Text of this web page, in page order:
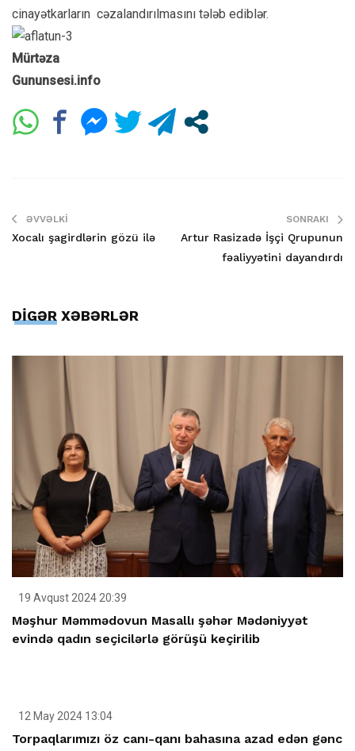
cinayətkarların cəzalandırılmasını tələb ediblər.
Mürtəza
Gununsesi.info
ƏVVƏLKI
Xocalı şagirdlərin gözü ilə
SONRAKI
Artur Rasizadə İşçi Qrupunun
fəaliyyətini dayandırdı
DİGƏR XƏBƏRLƏR
19 Avqust 2024 20:39
Məşhur Məmmədovun Masallı şəhər Mədəniyyət
evində qadın seçicilərlə görüşü keçirilib
12 May 2024 13:04
Torpaqlarımızı öz canı-qanı bahasına azad edən gənc